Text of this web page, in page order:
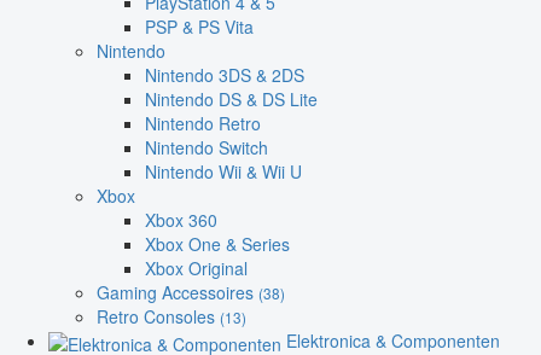
PSP & PS Vita
Nintendo
Nintendo 3DS & 2DS
Nintendo DS & DS Lite
Nintendo Retro
Nintendo Switch
Nintendo Wii & Wii U
Xbox
Xbox 360
Xbox One & Series
Xbox Original
Gaming Accessoires (38)
Retro Consoles (13)
Elektronica & Componenten